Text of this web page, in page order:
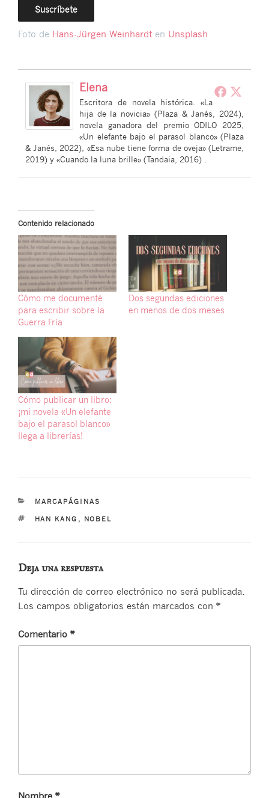
Foto de Hans-Jürgen Weinhardt en Unsplash
Elena
Escritora de novela histórica. «La
hija de la novicia» (Plaza & Janés, 2024),
novela ganadora del premio ODILO 2025,
«Un elefante bajo el parasol blanco» (Plaza
& Janés, 2022), «Esa nube tiene forma de oveja» (Letrame,
2019) y «Cuando la luna brille» (Tandaia, 2016) .
Contenido relacionado
Cómo me documenté
para escribir sobre la
Guerra Fría
Dos segundas ediciones
en menos de dos meses
Cómo publicar un libro:
¡mi novela «Un elefante
bajo el parasol blanco»
llega a librerías!
CATEGORÍAS
MARCAPÁGINAS
ETIQUETAS
HAN KANG , NOBEL
Deja una respuesta
Tu dirección de correo electrónico no será publicada.
Los campos obligatorios están marcados con *
Comentario *
Nombre *